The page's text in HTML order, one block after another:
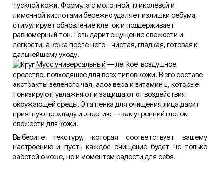
тусклой кожи. Формула с молочной, гликолевой и
лимонной кислотами бережно удаляет излишки себума,
стимулирует обновление клеток и поддерживает
равномерный тон. Гель дарит ощущение свежести и
легкости, а кожа после него – чистая, гладкая, готовая к
дальнейшему уходу.
Мусс универсальный — легкое, воздушное
средство, подходящее для всех типов кожи. В его составе
экстракты зеленого чая, алоэ вера и витамин Е, которые
тонизируют, увлажняют и защищают от воздействия
окружающей среды. Эта пенка для очищения лица дарит
приятную прохладу и энергию — как утренний глоток
свежести для кожи.
Выберите текстуру, которая соответствует вашему
настроению и пусть каждое очищение будет не только
заботой о коже, но и моментом радости для себя.